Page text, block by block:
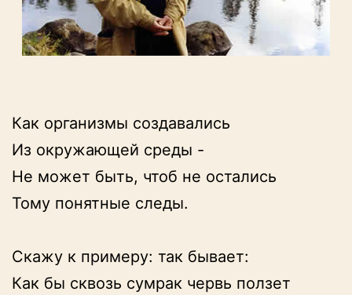
Как организмы создавались
Из окружающей среды -
Не может быть, чтоб не остались
Тому понятные следы.
Скажу к примеру: так бывает:
Как бы сквозь сумрак червь ползет